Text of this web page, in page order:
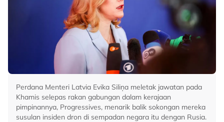
Perdana Menteri Latvia Evika Siliņa meletak jawatan pada
Khamis selepas rakan gabungan dalam kerajaan
pimpinannya, Progressives, menarik balik sokongan mereka
susulan insiden dron di sempadan negara itu dengan Rusia.